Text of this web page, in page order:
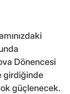
Dönencesi
girdiğinde
güçlenecek.